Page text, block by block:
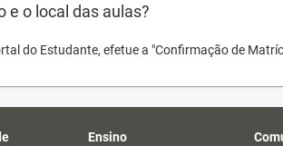
e o local das aulas?
do Estudante, efetue a "Confirmação de
Ensino